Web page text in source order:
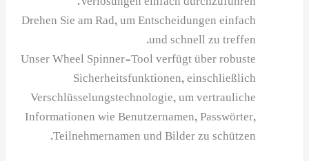
Drehen Sie am Rad, um Entscheidungen einfach
und schnell zu treffen.
Unser Wheel Spinner-Tool verfügt über robuste
Sicherheitsfunktionen, einschließlich
Verschlüsselungstechnologie, um vertrauliche
Informationen wie Benutzernamen, Passwörter,
Teilnehmernamen und Bilder zu schützen.